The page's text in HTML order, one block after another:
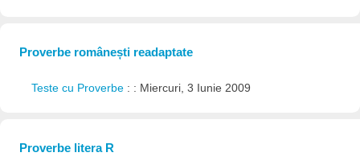
Proverbe românești readaptate
Teste cu Proverbe : : Miercuri, 3 Iunie 2009
Proverbe litera R